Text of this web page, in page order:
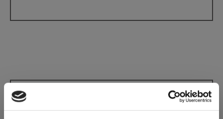
0911 Cream Lakeside Larch